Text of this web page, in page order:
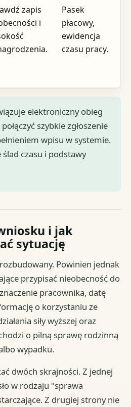
zapis
i
Pasek
płacowy,
ewidencja
czasu pracy.
elektroniczny obieg
szybkie zgłoszenie
wpisu w systemie.
czasu i podstawy
i jak
sytuację
Powinien jednak
przypisać nieobecność do
pracownika, datę
o korzystaniu ze
siły wyższej oraz
o pilną sprawę rodzinną
wypadku.
dwóch skrajności. Z jednej
w rodzaju "sprawa
Z drugiej strony nie